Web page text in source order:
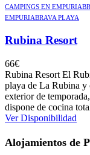
CAMPINGS EN
EMPURIABRAVA PLAYA
Rubina Resort
66€
Rubina Resort El
playa de La Rubina y
exterior de
dispone de cocina
Ver Disponibilidad
Alojamientos de